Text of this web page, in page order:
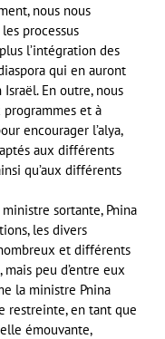
nous nous
processus
l’intégration des
qui en auront
En outre, nous
programmes et à
encourager l’alya,
aux différents
qu’aux différents
sortante, Pnina
les divers
et différents
peu d’entre eux
la ministre Pnina
restreinte, en tant que
émouvante,